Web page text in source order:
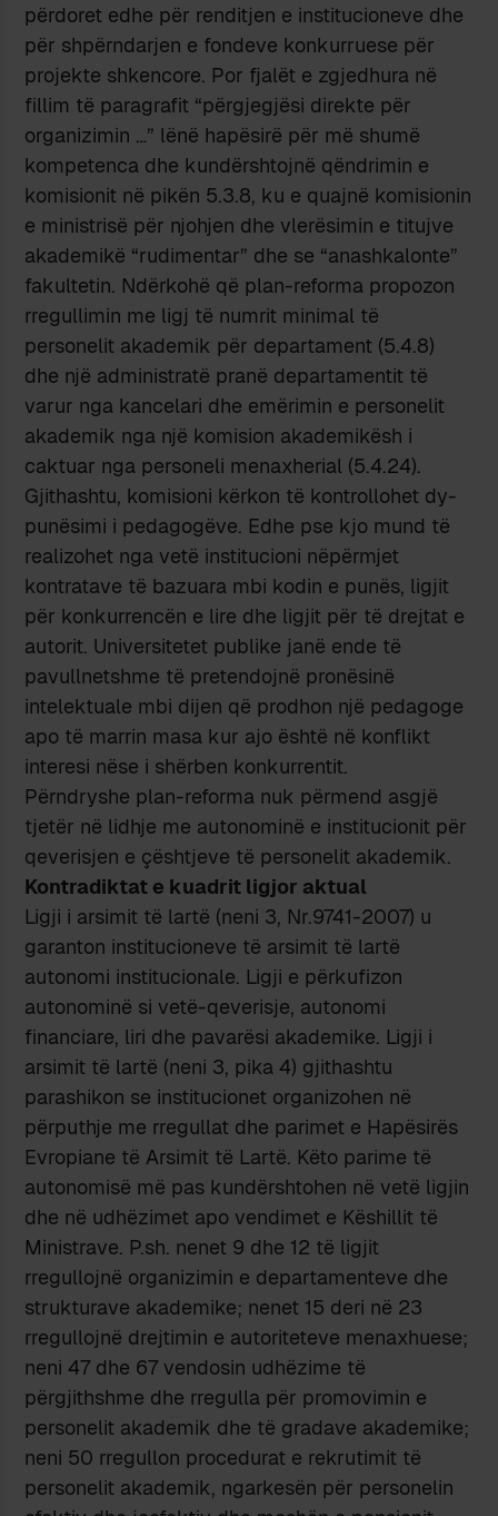
përdoret edhe për renditjen e institucioneve dhe
për shpërndarjen e fondeve konkurruese për
projekte shkencore. Por fjalët e zgjedhura në
fillim të paragrafit “përgjegjësi direkte për
organizimin …” lënë hapësirë për më shumë
kompetenca dhe kundërshtojnë qëndrimin e
komisionit në pikën 5.3.8, ku e quajnë komisionin
e ministrisë për njohjen dhe vlerësimin e titujve
akademikë “rudimentar” dhe se “anashkalonte”
fakultetin. Ndërkohë që plan-reforma propozon
rregullimin me ligj të numrit minimal të
personelit akademik për departament (5.4.8)
dhe një administratë pranë departamentit të
varur nga kancelari dhe emërimin e personelit
akademik nga një komision akademikësh i
caktuar nga personeli menaxherial (5.4.24).
Gjithashtu, komisioni kërkon të kontrollohet dy-
punësimi i pedagogëve. Edhe pse kjo mund të
realizohet nga vetë institucioni nëpërmjet
kontratave të bazuara mbi kodin e punës, ligjit
për konkurrencën e lire dhe ligjit për të drejtat e
autorit. Universitetet publike janë ende të
pavullnetshme të pretendojnë pronësinë
intelektuale mbi dijen që prodhon një pedagoge
apo të marrin masa kur ajo është në konflikt
interesi nëse i shërben konkurrentit.
Përndryshe plan-reforma nuk përmend asgjë
tjetër në lidhje me autonominë e institucionit për
qeverisjen e çështjeve të personelit akademik.
Kontradiktat e kuadrit ligjor aktual
Ligji i arsimit të lartë (neni 3, Nr.9741-2007) u
garanton institucioneve të arsimit të lartë
autonomi institucionale. Ligji e përkufizon
autonominë si vetë-qeverisje, autonomi
financiare, liri dhe pavarësi akademike. Ligji i
arsimit të lartë (neni 3, pika 4) gjithashtu
parashikon se institucionet organizohen në
përputhje me rregullat dhe parimet e Hapësirës
Evropiane të Arsimit të Lartë. Këto parime të
autonomisë më pas kundërshtohen në vetë ligjin
dhe në udhëzimet apo vendimet e Këshillit të
Ministrave. P.sh. nenet 9 dhe 12 të ligjit
rregullojnë organizimin e departamenteve dhe
strukturave akademike; nenet 15 deri në 23
rregullojnë drejtimin e autoriteteve menaxhuese;
neni 47 dhe 67 vendosin udhëzime të
përgjithshme dhe rregulla për promovimin e
personelit akademik dhe të gradave akademike;
neni 50 rregullon procedurat e rekrutimit të
personelit akademik, ngarkesën për personelin